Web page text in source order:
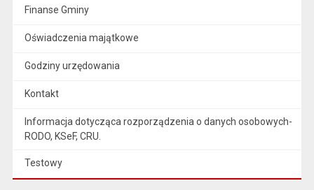
Finanse Gminy
Oświadczenia majątkowe
Godziny urzędowania
Kontakt
Informacja dotycząca rozporządzenia o danych osobowych-
RODO, KSeF, CRU.
Testowy